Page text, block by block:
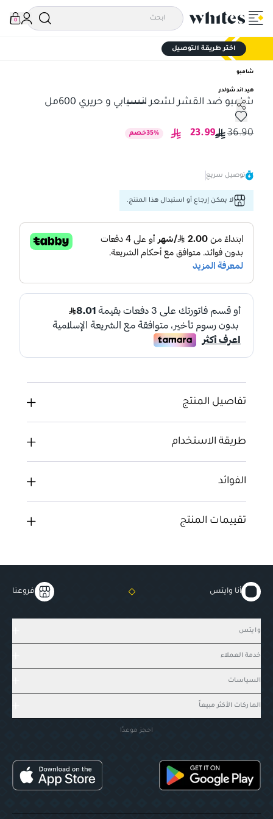
0
اختر طريقة التوصيل
شامبو
هيد اند شولدر
شامبو ضد القشر لشعر انسيابي و حريري 600مل
شامبو ضد القشر لشعر انسيابي و حريري 600مل
36.90
23.99
35% خصم
توصيل سريع
لا يمكن إرجاع أو استبدال هذا المنتج.
تفاصيل المنتج
طريقة الاستخدام
الفوائد
تقييمات المنتج
أنا وايتس فروعنا
وايتس
خدمة العملاء
السياسات
الماركات الأكثر مبيعاً
احجز موعدًا